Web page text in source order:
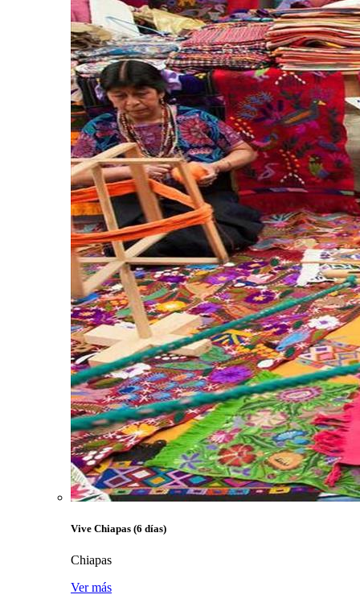
Vive Chiapas (6 días)
Chiapas
Ver más